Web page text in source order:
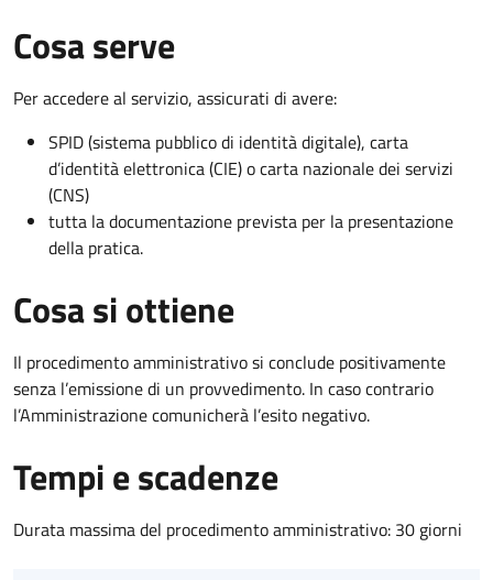
Cosa serve
Per accedere al servizio, assicurati di avere:
SPID (sistema pubblico di identità digitale), carta
d’identità elettronica (CIE) o carta nazionale dei servizi
(CNS)
tutta la documentazione prevista per la presentazione
della pratica.
Cosa si ottiene
Il procedimento amministrativo si conclude positivamente
senza l’emissione di un provvedimento. In caso contrario
l’Amministrazione comunicherà l’esito negativo.
Tempi e scadenze
Durata massima del procedimento amministrativo: 30 giorni